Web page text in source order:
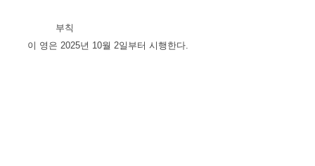
부칙
이 영은 2025년 10월 2일부터 시행한다.